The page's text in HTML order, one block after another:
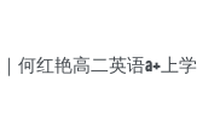
何红艳高二英语a+上学